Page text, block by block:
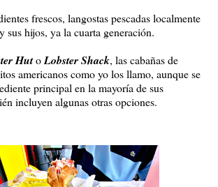
frescos, langostas pescadas localmente
sus hijos, ya la cuarta generación.
HutoLobster Shack, las cabañas de
americanos como yo los llamo, aunque se
principal en la mayoría de sus
incluyen algunas otras opciones.